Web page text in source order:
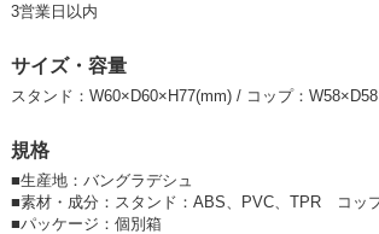
3営業日以内
サイズ・容量
スタンド：W60×D60×H77(mm) / コップ：
規格
■生産地：バングラデシュ
■素材・成分：スタンド：ABS、PVC、TPR コッ
■パッケージ：個別箱